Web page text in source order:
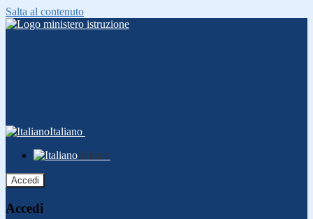
Salta al contenuto
Italiano
Italiano
Accedi
Accedi